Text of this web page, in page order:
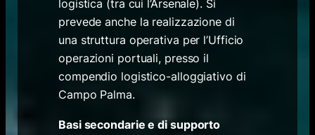
logistica (tra cui l’Arsenale). Si
prevede anche la realizzazione di
una struttura operativa per l’Ufficio
operazioni portuali, presso il
compendio logistico-alloggiativo di
Campo Palma.
Basi secondarie e di supporto